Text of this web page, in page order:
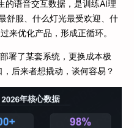
的语音交互数据，是训练AI理
舒服、什么灯光最受欢迎、什
优化产品，形成正循环。
署了某套系统，更换成本极
后来者想撬动，谈何容易？